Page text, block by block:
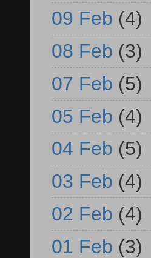
09 Feb (4)
08 Feb (3)
07 Feb (5)
05 Feb (4)
04 Feb (5)
03 Feb (4)
02 Feb (4)
01 Feb (3)